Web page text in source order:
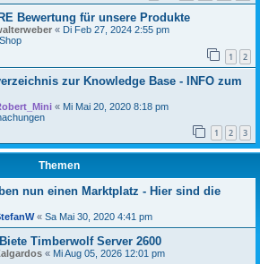
Bewertung für unsere Produkte
« Di Feb 27, 2024 2:55 pm
1 2
zur Knowledge Base - INFO zum
« Mi Mai 20, 2020 8:18 pm
1 2 3
Themen
nun einen Marktplatz - Hier sind die
« Sa Mai 30, 2020 4:41 pm
Biete Timberwolf Server 2600
« Mi Aug 05, 2026 12:01 pm